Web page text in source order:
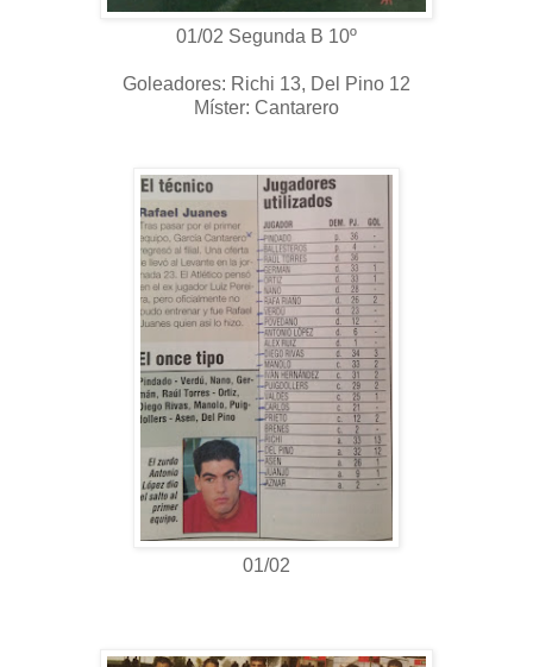
01/02 Segunda B 10º
Goleadores: Richi 13, Del Pino 12
Míster: Cantarero
01/02